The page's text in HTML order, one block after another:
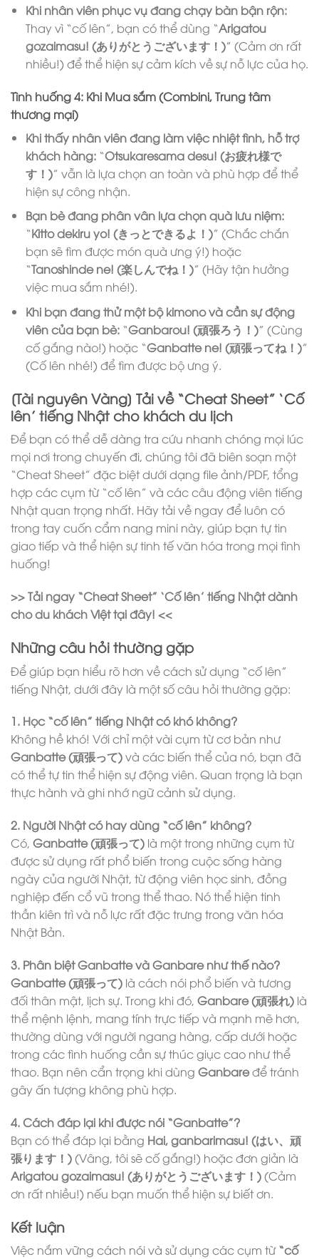
Khi nhân viên phục vụ đang chạy bàn bận rộn:
Thay vì “cố lên”, bạn có thể dùng “Arigatou
gozaimasu! (ありがとうございます！)” (Cảm ơn rất
nhiều!) để thể hiện sự cảm kích về sự nỗ lực của họ.
Tình huống 4: Khi Mua sắm (Combini, Trung tâm
thương mại)
Khi thấy nhân viên đang làm việc nhiệt tình, hỗ trợ
khách hàng:“Otsukaresama desu! (お疲れ様で
す！)” vẫn là lựa chọn an toàn và phù hợp để thể
hiện sự công nhận.
Bạn bè đang phân vân lựa chọn quà lưu niệm:
“Kitto dekiru yo! (きっとできるよ！)” (Chắc chắn
bạn sẽ tìm được món quà ưng ý!) hoặc
“Tanoshinde ne! (楽しんでね！)” (Hãy tận hưởng
việc mua sắm nhé!).
Khi bạn đang thử một bộ kimono và cần sự động
viên của bạn bè:“Ganbarou! (頑張ろう！)” (Cùng
cố gắng nào!) hoặc “Ganbatte ne! (頑張ってね！)”
(Cố lên nhé!) để tìm được bộ ưng ý.
[Tài nguyên Vàng] Tải về “Cheat Sheet” ‘Cố
lên’ tiếng Nhật cho khách du lịch
Để bạn có thể dễ dàng tra cứu nhanh chóng mọi lúc
mọi nơi trong chuyến đi, chúng tôi đã biên soạn một
“Cheat Sheet” đặc biệt dưới dạng file ảnh/PDF, tổng
hợp các cụm từ “cố lên” và các câu động viên tiếng
Nhật quan trọng nhất. Hãy tải về ngay để luôn có
trong tay cuốn cẩm nang mini này, giúp bạn tự tin
giao tiếp và thể hiện sự tinh tế văn hóa trong mọi tình
huống!
>> Tải ngay “Cheat Sheet” ‘Cố lên’ tiếng Nhật dành
cho du khách Việt tại đây! <<
Những câu hỏi thường gặp
Để giúp bạn hiểu rõ hơn về cách sử dụng “cố lên”
tiếng Nhật, dưới đây là một số câu hỏi thường gặp:
1. Học “cố lên” tiếng Nhật có khó không?
Không hề khó! Với chỉ một vài cụm từ cơ bản như
Ganbatte (頑張って)và các biến thể của nó, bạn đã
có thể tự tin thể hiện sự động viên. Quan trọng là bạn
thực hành và ghi nhớ ngữ cảnh sử dụng.
2. Người Nhật có hay dùng “cố lên” không?
Có, Ganbatte (頑張って) là một trong những cụm từ
được sử dụng rất phổ biến trong cuộc sống hàng
ngày của người Nhật, từ động viên học sinh, đồng
nghiệp đến cổ vũ trong thể thao. Nó thể hiện tinh
thần kiên trì và nỗ lực rất đặc trưng trong văn hóa
Nhật Bản.
3. Phân biệt Ganbatte và Ganbare như thế nào?
Ganbatte (頑張って) là cách nói phổ biến và tương
đối thân mật, lịch sự. Trong khi đó, Ganbare (頑張れ) là
thể mệnh lệnh, mang tính trực tiếp và mạnh mẽ hơn,
thường dùng với người ngang hàng, cấp dưới hoặc
trong các tình huống cần sự thúc giục cao như thể
thao. Bạn nên cẩn trọng khi dùng Ganbaređể tránh
gây ấn tượng không phù hợp.
4. Cách đáp lại khi được nói “Ganbatte”?
Bạn có thể đáp lại bằng Hai, ganbarimasu! (はい、頑
張ります！)(Vâng, tôi sẽ cố gắng!) hoặc đơn giản là
Arigatou gozaimasu! (ありがとうございます！)(Cảm
ơn rất nhiều!) nếu bạn muốn thể hiện sự biết ơn.
Kết luận
Việc nắm vững cách nói và sử dụng các cụm từ “cố